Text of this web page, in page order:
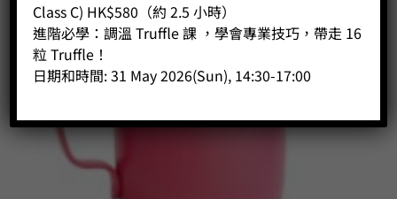
Class C) HK$580（約 2.5 小時）
進階必學：調溫 Truffle 課 ，學會專業技巧，帶走 16
粒 Truffle！
日期和時間: 31 May 2026(Sun), 14:30-17:00